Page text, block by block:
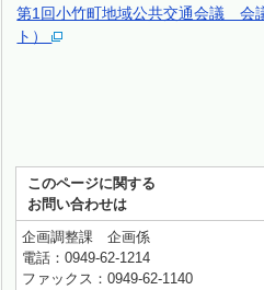
第1回小竹町地域公共交通会議 会
ト）
このページに関する
お問い合わせは
企画調整課 企画係
電話：0949-62-1214
ファックス：0949-62-1140